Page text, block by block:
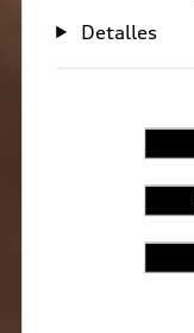
Detalles